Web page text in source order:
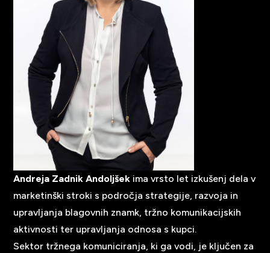
Andreja Zadnik Andoljšek ima vrsto let izkušenj dela v
marketinški stroki s področja strategije, razvoja in
upravljanja blagovnih znamk, tržno komunikacijskih
aktivnosti ter upravljanja odnosa s kupci.
Sektor tržnega komuniciranja, ki ga vodi, je ključen za